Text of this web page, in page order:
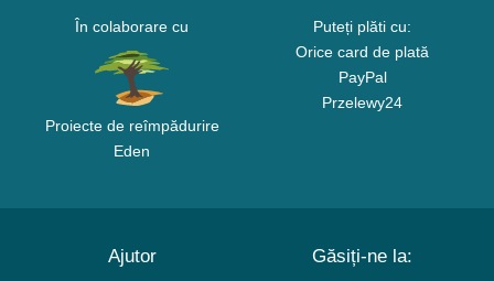
În colaborare cu
Proiecte de reîmpădurire
Eden
Puteți plăti cu:
Orice card de plată
PayPal
Przelewy24
Ajutor Găsiți-ne la: